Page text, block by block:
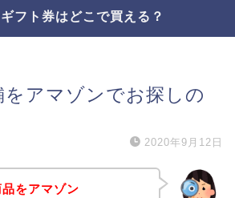
フト券はどこで買える？
をアマゾンでお探しの
2020年9月12日
をアマゾン